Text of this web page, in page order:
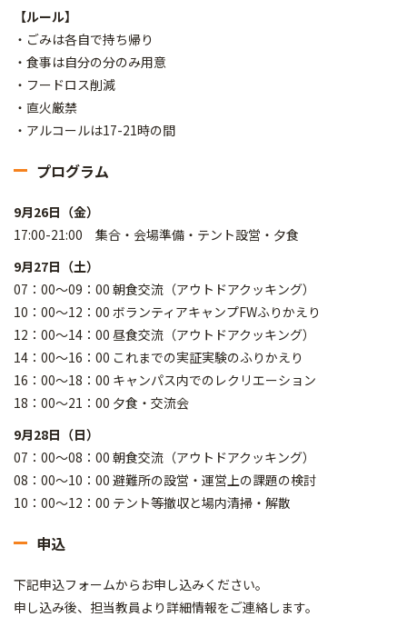
【ルール】
・ごみは各自で持ち帰り
・食事は自分の分のみ用意
・フードロス削減
・直火厳禁
・アルコールは17-21時の間
プログラム
9月26日（金）
17:00-21:00 集合・会場準備・テント設営・夕食
9月27日（土）
07：00～09：00 朝食交流（アウトドアクッキング）
10：00～12：00 ボランティアキャンプFWふりかえり
12：00～14：00 昼食交流（アウトドアクッキング）
14：00～16：00 これまでの実証実験のふりかえり
16：00～18：00 キャンパス内でのレクリエーション
18：00～21：00 夕食・交流会
9月28日（日）
07：00～08：00 朝食交流（アウトドアクッキング）
08：00～10：00 避難所の設営・運営上の課題の検討
10：00～12：00 テント等撤収と場内清掃・解散
申込
下記申込フォームからお申し込みください。
申し込み後、担当教員より詳細情報をご連絡します。